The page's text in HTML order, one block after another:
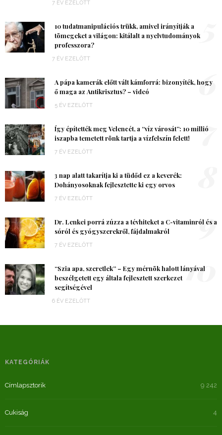
7 ÉV EZELŐTT
10 tudatmanipulációs trükk, amivel irányítják a
tömegeket a világon: kitálalt a nyelvtudományok
professzora?
7 ÉV EZELŐTT
A pápa kamerák előtt vált kámforrá: bizonyíték, hogy
ő maga az Antikrisztus? – videó
5 ÉV EZELŐTT
6
Így építették meg Velencét, a “víz városát”: 10 millió
iszapba temetett rönk tartja a vízfelszín felett!
7 ÉV EZELŐTT
7
3 nap alatt takarítja ki a tüdőd ez a keverék:
Dohányosoknak fejlesztette ki egy orvos
7 ÉV EZELŐTT
Dr. Lenkei porrá zúzza a tévhiteket a C-vitaminról és a
sóról és gyógyszerekről, fájdalmakról
7 ÉV EZELŐTT
9
“Szia apa, szeretlek” – Egy mérnök halott lányával
beszélgetett egy általa fejlesztett szerkezet
segítségével
6 ÉV EZELŐTT
10
KATEGÓRIÁK
Címlapsztorik 9 242
Cukiság 4